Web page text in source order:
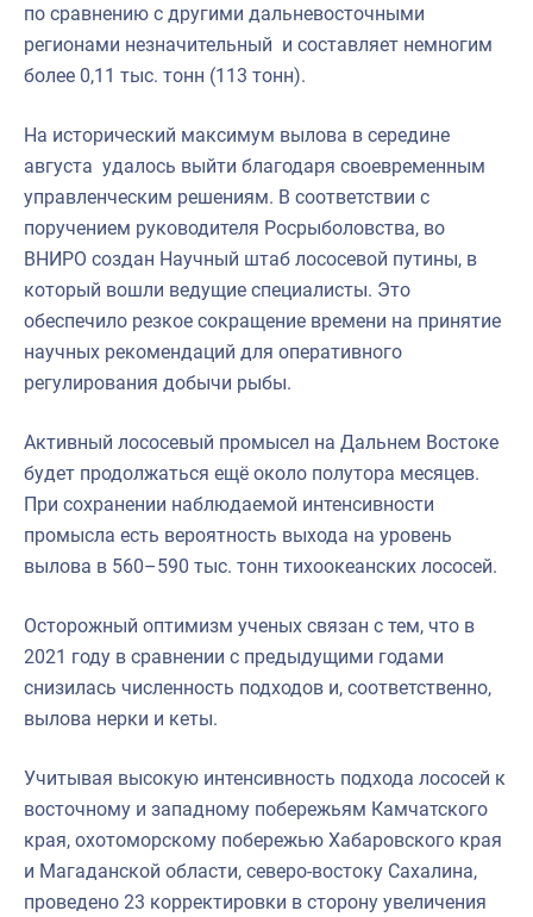
по сравнению с другими дальневосточными
регионами незначительный и составляет немногим
более 0,11 тыс. тонн (113 тонн).
На исторический максимум вылова в середине
августа удалось выйти благодаря своевременным
управленческим решениям. В соответствии с
поручением руководителя Росрыболовства, во
ВНИРО создан Научный штаб лососевой путины, в
который вошли ведущие специалисты. Это
обеспечило резкое сокращение времени на принятие
научных рекомендаций для оперативного
регулирования добычи рыбы.
Активный лососевый промысел на Дальнем Востоке
будет продолжаться ещё около полутора месяцев.
При сохранении наблюдаемой интенсивности
промысла есть вероятность выхода на уровень
вылова в 560–590 тыс. тонн тихоокеанских лососей.
Осторожный оптимизм ученых связан с тем, что в
2021 году в сравнении с предыдущими годами
снизилась численность подходов и, соответственно,
вылова нерки и кеты.
Учитывая высокую интенсивность подхода лососей к
восточному и западному побережьям Камчатского
края, охотоморскому побережью Хабаровского края
и Магаданской области, северо-востоку Сахалина,
проведено 23 корректировки в сторону увеличения